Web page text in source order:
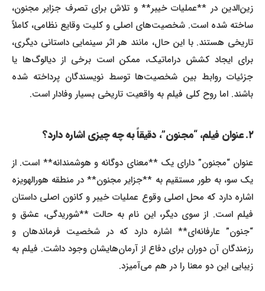
زین‌الدین در **عملیات خیبر** و تلاش برای تصرف جزایر مجنون،
ساخته شده است. شخصیت‌های اصلی و کلیت وقایع نظامی، کاملاً
تاریخی هستند. با این حال، مانند هر اثر سینمایی داستانی دیگری،
برای ایجاد کشش دراماتیک، ممکن است برخی از دیالوگ‌ها یا
جزئیات روابط بین شخصیت‌ها توسط نویسندگان پرداخته شده
باشند. اما روح کلی فیلم به واقعیت تاریخی بسیار وفادار است.
عنوان “مجنون” دارای یک **معنای دوگانه و هوشمندانه** است. از
یک سو، به طور مستقیم به **جزایر مجنون** در منطقه هورالهویزه
اشاره دارد که محل اصلی وقوع عملیات خیبر و کانون اصلی داستان
فیلم است. از سوی دیگر، این نام به حالت **شوریدگی، عشق و
“جنون” عارفانه‌ای** اشاره دارد که در شخصیت فرماندهان و
رزمندگان آن دوران برای دفاع از آرمان‌هایشان وجود داشت. فیلم به
زیبایی این دو معنا را در هم می‌آمیزد.